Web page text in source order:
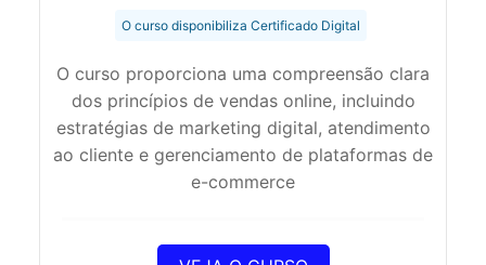
O curso disponibiliza Certificado Digital
O curso proporciona uma compreensão clara
dos princípios de vendas online, incluindo
estratégias de marketing digital, atendimento
ao cliente e gerenciamento de plataformas de
e-commerce